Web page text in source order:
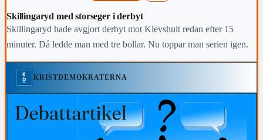
Skillingaryd med storseger i derbyt
Skillingaryd hade avgjort derbyt mot Klevshult redan efter 15
minuter. Då ledde man med tre bollar. Nu toppar man serien igen.
KRISTDEMOKRATERNA